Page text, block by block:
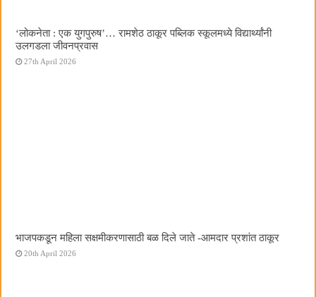
‌‘लोकनेता : एक युगपुरुष‌’… रामशेठ ठाकूर पब्लिक स्कूलमध्ये विद्यार्थ्यांनी
उलगडला जीवनप्रवास
27th April 2026
भाजपकडून महिला सक्षमीकरणासाठी बळ दिले जाते -आमदार प्रशांत ठाकूर
20th April 2026